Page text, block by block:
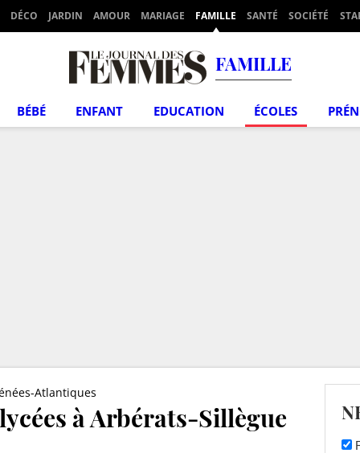
DÉCO JARDIN AMOUR MARIAGE FAMILLE SANTÉ SOCIÉTÉ
FAMILLE
BÉBÉ ENFANT EDUCATION ÉCOLES
Atlantiques
à Arbérats-Sillègue